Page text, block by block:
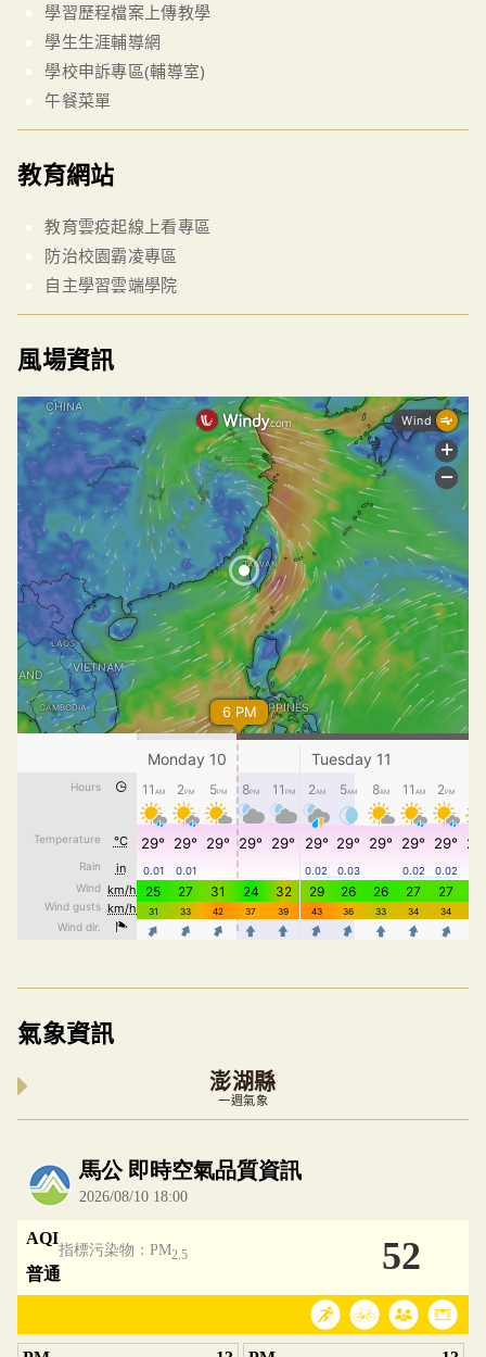
學習歷程檔案上傳教學
學生生涯輔導網
學校申訴專區(輔導室)
午餐菜單
教育網站
教育雲疫起線上看專區
防治校園霸凌專區
自主學習雲端學院
風場資訊
氣象資訊
澎湖縣
一週氣象
內嵌空氣品質小工具為視覺預覽，完整即時空